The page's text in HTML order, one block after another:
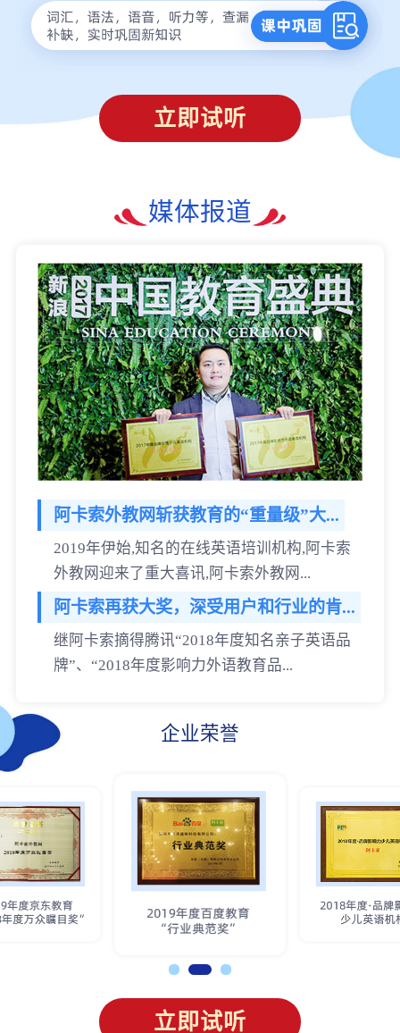
立即试听
媒体报道
阿卡索外教网斩获教育的“重量级”大...
2019年伊始,知名的在线英语培训机构,阿卡索
外教网迎来了重大喜讯,阿卡索外教网...
阿卡索再获大奖，深受用户和行业的肯...
继阿卡索摘得腾讯“2018年度知名亲子英语品
牌”、“2018年度影响力外语教育品...
企业荣誉
立即试听